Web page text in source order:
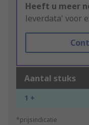
Heeft u meer
leverdata' voor
Aantal stuks
1 +
*prijsindicatie